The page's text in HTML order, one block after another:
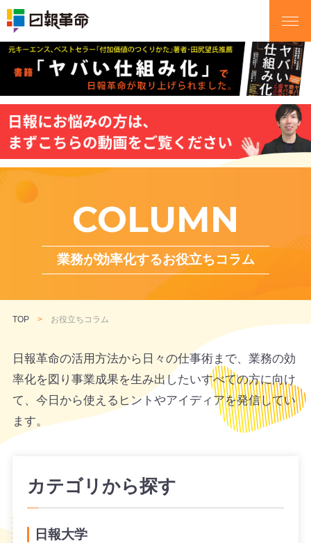
COLUMN
業務が効率化するお役立ちコラム
TOP お役立ちコラム
日報革命の活用方法から日々の仕事術まで、業務の効
率化を図り事業成果を生み出したいすべての方に向け
て、 今日から使えるヒントやアイディアを発信してい
ます。
カテゴリから探す
日報大学